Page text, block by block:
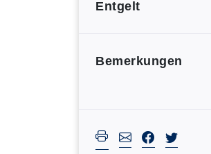
Entgelt
Bemerkungen